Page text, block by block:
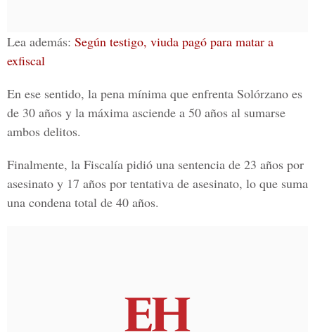
Lea además: Según testigo, viuda pagó para matar a
exfiscal
En ese sentido, la pena mínima que enfrenta Solórzano es
de 30 años y la máxima asciende a 50 años al sumarse
ambos delitos.
Finalmente, la Fiscalía pidió una sentencia de 23 años por
asesinato y 17 años por tentativa de asesinato, lo que suma
una condena total de 40 años.